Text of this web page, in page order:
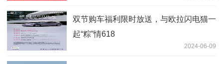
双节购车福利限时放送，与欧拉闪电猫一
起“粽”情618
2024-06-09